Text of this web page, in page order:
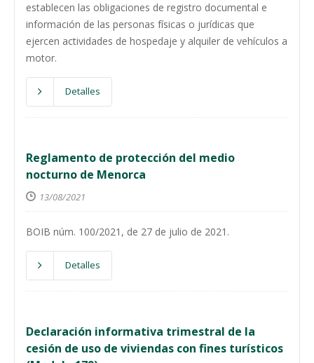
establecen las obligaciones de registro documental e
información de las personas físicas o jurídicas que
ejercen actividades de hospedaje y alquiler de vehículos a
motor.
Detalles
Reglamento de protección del medio
nocturno de Menorca
13/08/2021
BOIB núm. 100/2021, de 27 de julio de 2021.
Detalles
Declaración informativa trimestral de la
cesión de uso de viviendas con fines turísticos